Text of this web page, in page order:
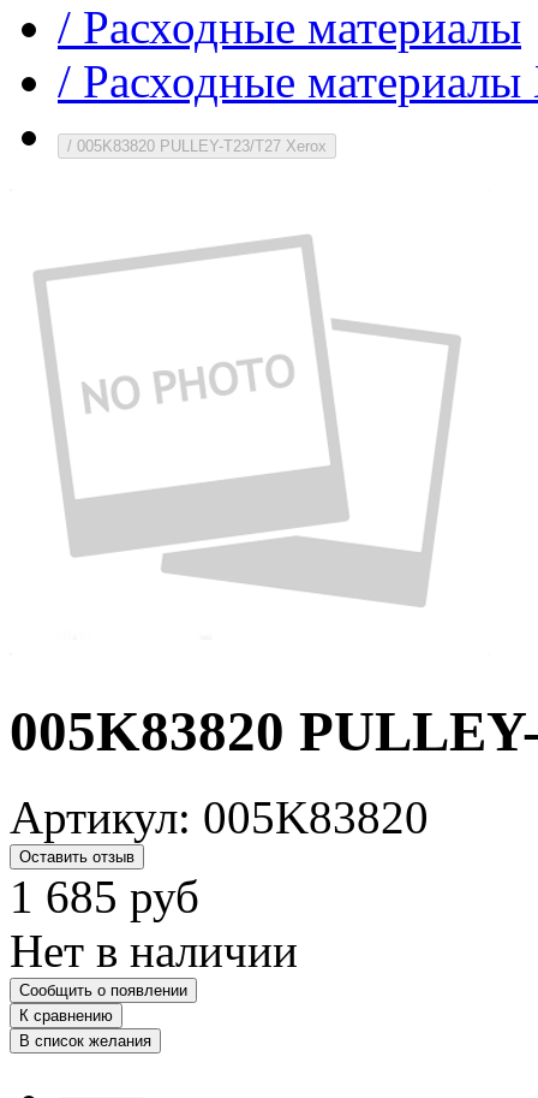
/ Расходные материалы
/ Расходные
/ 005K83820 PULLEY-T23/T27 Xerox
005K83820
Артикул: 005K83820
Оставить отзыв
1 685 руб
Нет в наличии
Сообщить о появлении
К сравнению
В список желания